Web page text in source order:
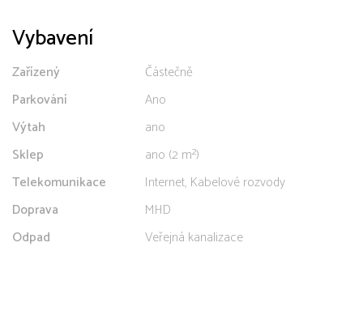
Vybavení
Zařízený
Částečně
Parkování
Ano
Výtah
ano
Sklep
ano (2 m²)
Telekomunikace
Internet, Kabelové rozvody
Doprava
MHD
Odpad
Veřejná kanalizace